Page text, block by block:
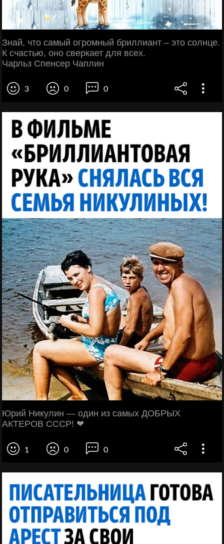
Знай, что самый огромный бриллиант – это солнце.
К счастью, оно сверкает для всех.
Чарльз Спенсер Чаплин
3 0 0
Юрий Никулин — один из самых ДОБРЫХ
АКТЕРОВ СССР! ❤
1 0 0